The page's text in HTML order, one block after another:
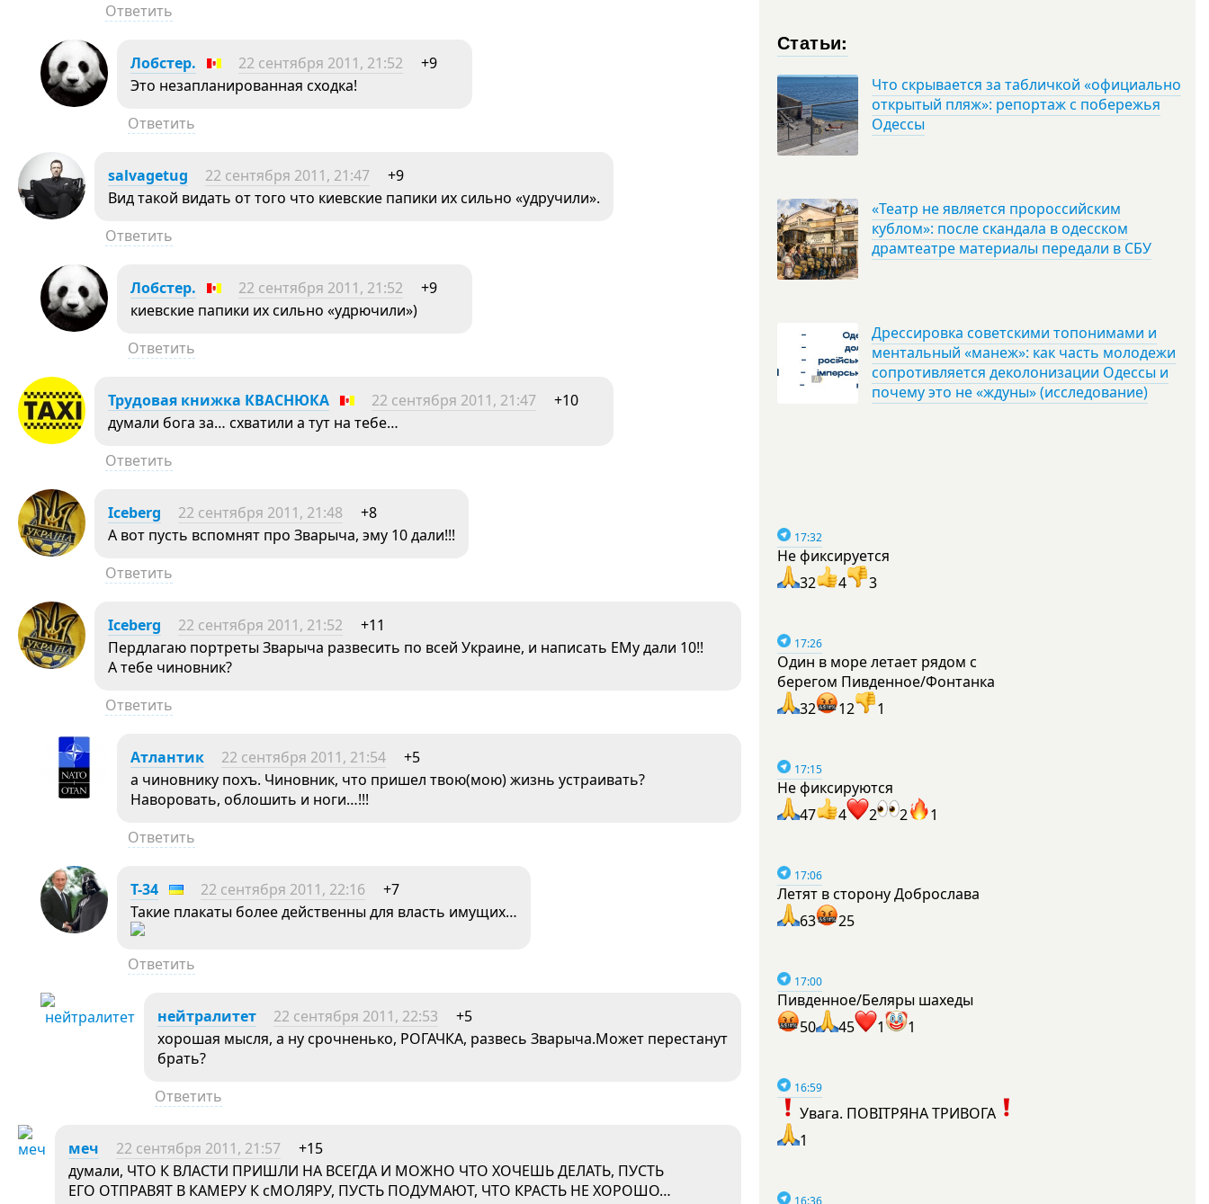
Ответить
Лобстер. 22 сентября 2011, 21:52
+9
Это незапланированная сходка!
Ответить
salvagetug 22 сентября 2011, 21:47
+9
Вид такой видать от того что киевские папики их сильно «удручили».
Ответить
Лобстер. 22 сентября 2011, 21:52
+9
киевские папики их сильно «удрючили»)
Ответить
Трудовая книжка КВАСНЮКА 22 сентября 2011, 21:47
+10
думали бога за… схватили а тут на тебе…
Ответить
Iceberg 22 сентября 2011, 21:48
+8
А вот пусть вспомнят про Зварыча, эму 10 дали!!!
Ответить
Iceberg 22 сентября 2011, 21:52
+11
Пердлагаю портреты Зварыча развесить по всей Украине, и написать ЕМу дали 10!!
А тебе чиновник?
Ответить
Атлантик 22 сентября 2011, 21:54
+5
а чиновнику похъ. Чиновник, что пришел твою(мою) жизнь устраивать?
Наворовать, облошить и ноги…!!!
Ответить
T-34 22 сентября 2011, 22:16
+7
Такие плакаты более действенны для власть имущих…
Ответить
нейтралитет 22 сентября 2011, 22:53
+5
хорошая мысля, а ну срочненько, РОГАЧКА, развесь Зварыча.Может перестанут
брать?
Ответить
меч 22 сентября 2011, 21:57
+15
думали, ЧТО К ВЛАСТИ ПРИШЛИ НА ВСЕГДА И МОЖНО ЧТО ХОЧЕШЬ ДЕЛАТЬ, ПУСТЬ
ЕГО ОТПРАВЯТ В КАМЕРУ К сМОЛЯРУ, ПУСТЬ ПОДУМАЮТ, ЧТО КРАСТЬ НЕ ХОРОШО…
Статьи:
Что скрывается за табличкой «официально
открытый пляж»: репортаж с побережья
Одессы
«Театр не является пророссийским
кублом»: после скандала в одесском
драмтеатре материалы передали в СБУ
Дрессировка советскими топонимами и
ментальный «манеж»: как часть молодежи
сопротивляется деколонизации Одессы и
почему это не «ждуны» (исследование)
17:32
Не фиксируется
32
4 3
17:26
Один в море летает рядом с
берегом Пивденное/Фонтанка
32
12 1
17:15
Не фиксируются
47
4 2 2 1
17:06
Летят в сторону Доброслава
63
25
17:00
Пивденное/Беляры шахеды
50
45 1 1
16:59
Увага. ПОВІТРЯНА ТРИВОГА
1
16:36